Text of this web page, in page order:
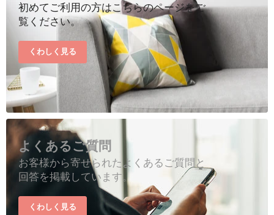
初めてご利用の方はこちらのページをご
覧ください。
くわしく見る
よくあるご質問
お客様から寄せられたよくあるご質問と
回答を掲載しています。
くわしく見る